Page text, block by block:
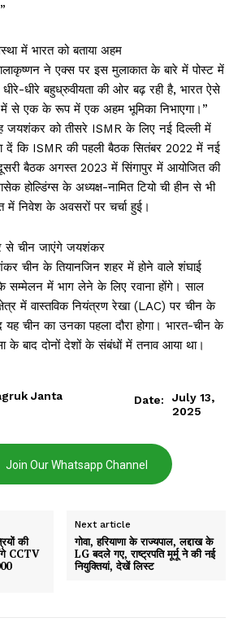
में भारत को बताया अहम
ने एक्स पर इस मुलाकात के बारे में पोस्ट में
धीरे बहुध्रुवीयता की ओर बढ़ रही है, भारत ऐसे
से एक के रूप में एक अहम भूमिका निभाएगा।”
जयशंकर को तीसरे ISMR के लिए नई दिल्ली में
कि ISMR की पहली बैठक सितंबर 2022 में नई
बैठक अगस्त 2023 में सिंगापुर में आयोजित की
होल्डिंग्स के अध्यक्ष-नामित टियो ची हीन से भी
में निवेश के अवसरों पर चर्चा हुई।
से चीन जाएंगे जयशंकर
चीन के तियानजिन शहर में होने वाले शंघाई
में भाग लेने के लिए रवाना होंगे। साल
में वास्तविक नियंत्रण रेखा (LAC) पर चीन के
चीन का उनका पहला दौरा होगा। भारत-चीन के
के बाद दोनों देशों के संबंधों में तनाव आया था।
Janta Date:
July 13,
2025
Join Our Whatsapp Channel
की
CCTV
Next article
गोवा, हरियाणा के राज्यपाल, लद्दाख के
LG बदले गए, राष्ट्रपति मूर्मू ने की नई
नियुक्तियां, देखें लिस्ट